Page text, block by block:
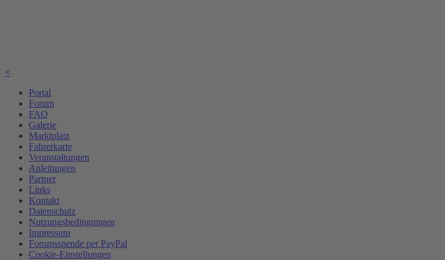
×
Portal
Forum
FAQ
Galerie
Marktplatz
Fahrerkarte
Veranstaltungen
Anleitungen
Partner
Links
Kontakt
Datenschutz
Nutzungsbedingungen
Impressum
Forumsspende per PayPal
Cookie-Einstellungen